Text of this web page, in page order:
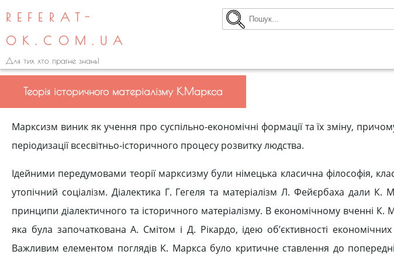
REFERAT-
OK.COM.UA
Для тих хто прагне знань!
Теорія історичного матеріалізму К.Маркса
Марксизм виник як учення про суспільно-економічні формації та їх зміну,
періодизації всесвітньо-історичного процесу розвитку людства.
Ідейними передумовами теорії марксизму були німецька класична філософія,
утопічний соціалізм. Діалектика Г. Гегеля та матеріалізм Л. Фейєрбаха дали К.
принципи діалектичного та історичного матеріалізму. В економічному вченні К.
яка була започаткована А. Смітом і Д. Рікардо, ідею об’єктивності
Важливим елементом поглядів К. Маркса було критичне ставлення до